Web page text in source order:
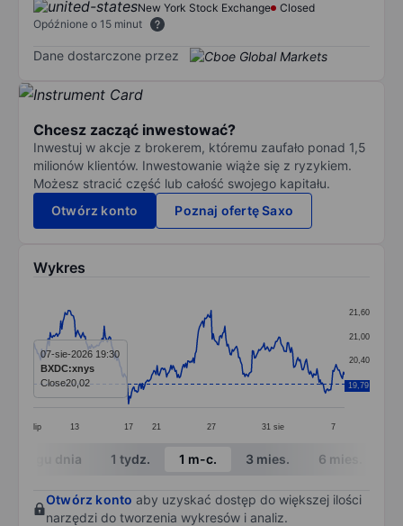
New York Stock Exchange
Closed
Opóźnione o 15 minut
Dane dostarczone przez
Chcesz zacząć inwestować?
Inwestuj w akcje z brokerem, któremu zaufało ponad 1,5
milionów klientów. Inwestowanie wiąże się z ryzykiem.
Możesz stracić część lub całość swojego kapitału.
Otwórz konto
Poznaj ofertę Saxo
Wykres
Line chart with 295 data points.
The chart has 1 X axis displaying categories.
The chart has 1 Y axis displaying values. Data ranges
lip 13 17 21 27 31 sie 7
19,80
20,40
21,00
21,60
19,79
07-sie-2026 19:30
BXDC:xnys
Close20,02
End of interactive chart.
W ciągu dnia 1 tydz. 1 m-c. 3 mies. 6 mies.
Otwórz konto aby uzyskać dostęp do większej ilości
narzędzi do tworzenia wykresów i analiz.